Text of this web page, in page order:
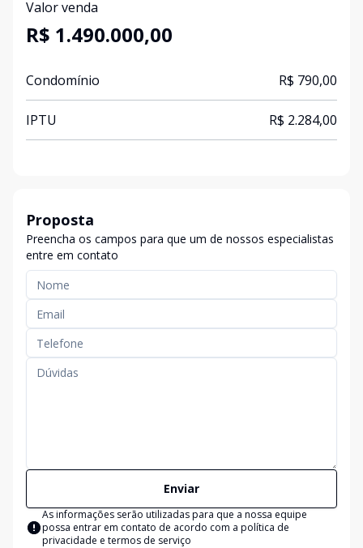
Valor venda
R$ 1.490.000,00
Condomínio R$ 790,00
IPTU R$ 2.284,00
Proposta
Preencha os campos para que um de nossos especialistas
entre em contato
Enviar
As informações serão utilizadas para que a nossa equipe
possa entrar em contato de acordo com a política de
privacidade e termos de serviço